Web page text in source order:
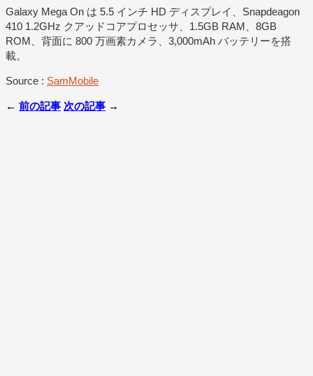
Galaxy Mega On は 5.5 インチ HD ディスプレイ、Snapdeagon
410 1.2GHz クアッドコアプロセッサ、1.5GB RAM、8GB
ROM、背面に 800 万画素カメラ、3,000mAh バッテリーを搭
載。
Source : SamMobile
← 前の記事 次の記事 →